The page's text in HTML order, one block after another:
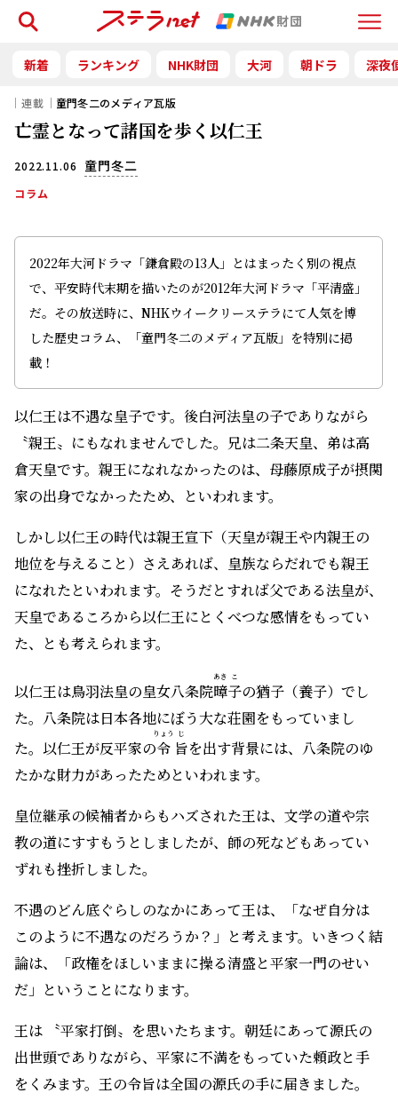
Menu
検索
新着 ランキング NHK財団 大河 朝ドラ 深夜
｜連載｜ 童門冬二のメディア瓦版
亡霊となって諸国を歩く以仁王
2022.11.06 童門冬二
コラム
2022年大河ドラマ「鎌倉殿の13人」とはまったく別の視点
で、平安時代末期を描いたのが2012年大河ドラマ「平清盛」
だ。その放送時に、NHKウイークリーステラにて人気を博
した歴史コラム、「童門冬二のメディア瓦版」を特別に掲
載！
以仁王は不遇な皇子です。後白河法皇の子でありながら
〝親王〟にもなれませんでした。兄は二条天皇、弟は高
倉天皇です。親王になれなかったのは、母藤原成子が摂関
家の出身でなかったため、といわれます。
しかし以仁王の時代は親王宣下（天皇が親王や内親王の
地位を与えること）さえあれば、皇族ならだれでも親王
になれたといわれます。そうだとすれば父である法皇が、
天皇であるころから以仁王にとくべつな感情をもってい
た、とも考えられます。
以仁王は鳥羽法皇の皇女八条院暲
あき
子
こ
の猶子（養子）でし
た。八条院は日本各地にぼう大な荘園をもっていまし
た。以仁王が反平家の令
りょう
旨
じ
を出す背景には、八条院のゆ
たかな財力があったためといわれます。
皇位継承の候補者からもハズされた王は、文学の道や宗
教の道にすすもうとしましたが、師の死などもあってい
ずれも挫折しました。
不遇のどん底ぐらしのなかにあって王は、「なぜ自分は
このように不遇なのだろうか？」と考えます。いきつく結
論は、「政権をほしいままに操る清盛と平家一門のせい
だ」ということになります。
王は 〝平家打倒〟を思いたちます。朝廷にあって源氏の
出世頭でありながら、平家に不満をもっていた頼政と手
をくみます。王の令旨は全国の源氏の手に届きました。